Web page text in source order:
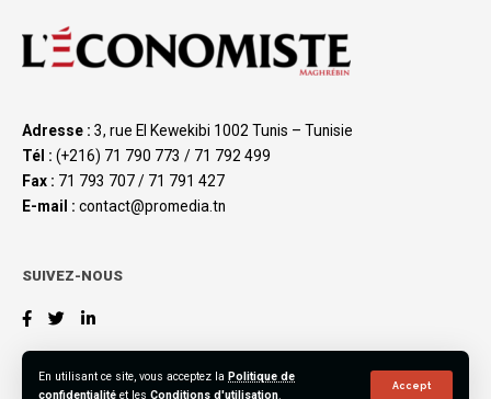
En utilisant ce site, vous acceptez la Politique de
confidentialité et les Conditions d'utilisation.
Accept
Adresse : 3, rue El Kewekibi 1002 Tunis – Tunisie
Tél : (+216) 71 790 773 / 71 792 499
Fax : 71 793 707 / 71 791 427
E-mail : contact@promedia.tn
SUIVEZ-NOUS